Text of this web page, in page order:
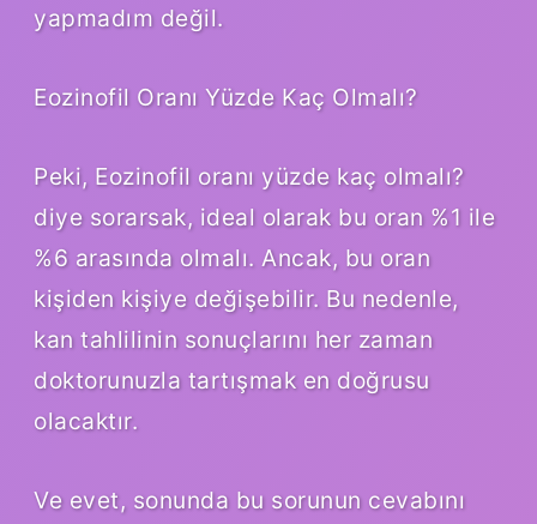
yapmadım değil.
Eozinofil Oranı Yüzde Kaç Olmalı?
Peki, Eozinofil oranı yüzde kaç olmalı?
diye sorarsak, ideal olarak bu oran %1 ile
%6 arasında olmalı. Ancak, bu oran
kişiden kişiye değişebilir. Bu nedenle,
kan tahlilinin sonuçlarını her zaman
doktorunuzla tartışmak en doğrusu
olacaktır.
Ve evet, sonunda bu sorunun cevabını